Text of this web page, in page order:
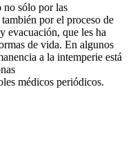
no sólo por las
por el proceso de
evacuación, que les ha
de vida. En algunos
a la intemperie está
médicos periódicos.